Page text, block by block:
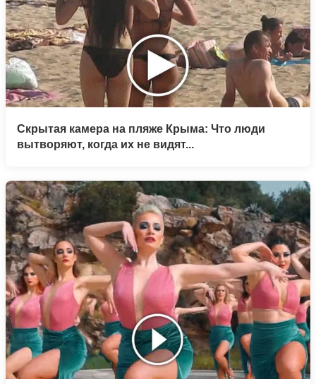
Скрытая камера на пляже Крыма: Что люди
вытворяют, когда их не видят...